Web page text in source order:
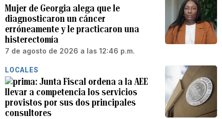
Mujer de Georgia alega que le
diagnosticaron un cáncer
erróneamente y le practicaron una
histerectomía
7 de agosto de 2026 a las 12:46 p.m.
LOCALES
Junta Fiscal ordena a la AEE
llevar a competencia los servicios
provistos por sus dos principales
consultores